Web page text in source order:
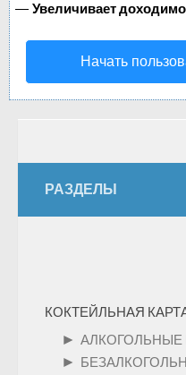
— Увеличивает
Начать
РАЗДЕЛЫ
КОКТЕЙЛЬНАЯ
► АЛКОГОЛЬНЫЕ
►